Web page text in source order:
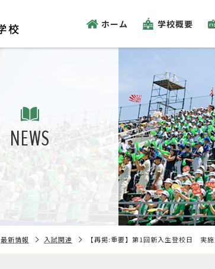
ホーム 学校概要
NEWS
最新情報 入試関連 【再掲:重要】第1回新入生登校日 実